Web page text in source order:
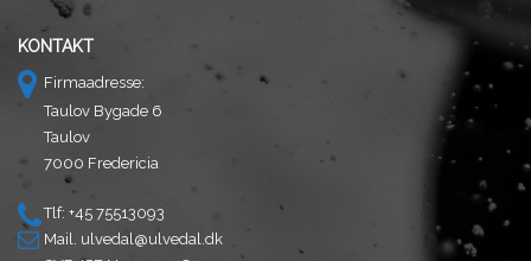
KONTAKT
Firmaadresse:
Taulov Bygade 6
Taulov
7000 Fredericia
Tlf: +45 75513093
Mail. ulvedal@ulvedal.dk